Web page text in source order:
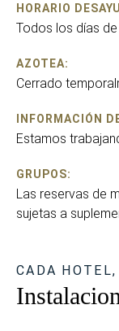
HORARIO
Todos los días
AZOTEA:
Cerrado
INFORMACIÓN
Estamos
GRUPOS:
Las reservas de
sujetas a
CADA